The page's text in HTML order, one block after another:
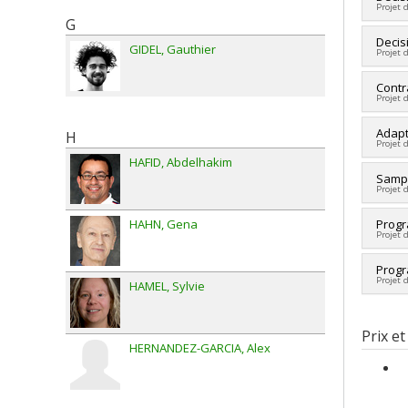
Co-
Webb
Projet
Projet
Projet
Projet
Projet
Projet
Projet
Prix
G
GIDEL Gauthier
H
HAFID Abdelhakim
HAHN Gena
HAMEL Sylvie
HERNANDEZ-GARCIA Alex